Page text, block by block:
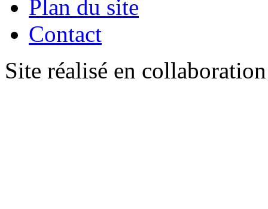
Plan du site
Contact
Site réalisé en